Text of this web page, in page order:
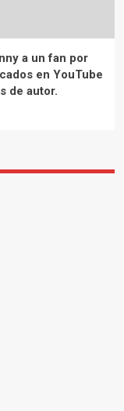
a un fan por
en YouTube
de autor.